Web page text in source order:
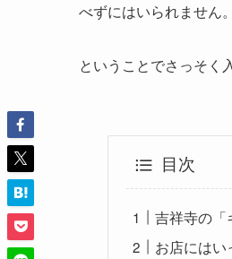
べずにはいられません。
ということでさっそく
目次
吉祥寺の「
お店にはい